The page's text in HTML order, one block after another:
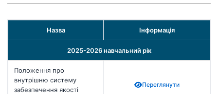
Назва Інформація
2025-2026 навчальний рік
Положення про
внутрішню систему
забезпечення якості
Переглянути